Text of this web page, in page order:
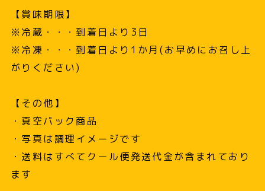
【賞味期限】
※冷蔵・・・到着日より3日
※冷凍・・・到着日より1か月(お早めにお召し上
がりください)
【その他】
・真空パック商品
・写真は調理イメージです
・送料はすべてクール便発送代金が含まれており
ます